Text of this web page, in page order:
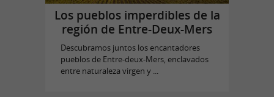
Los pueblos imperdibles de la
región de Entre-Deux-Mers
Descubramos juntos los encantadores
pueblos de Entre-deux-Mers, enclavados
entre naturaleza virgen y ...